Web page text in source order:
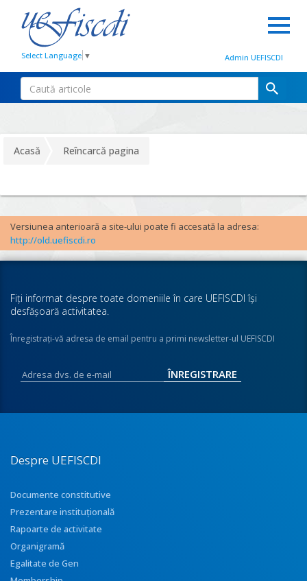
Select Language ▼ Admin UEFISCDI
Acasă Reîncarcă pagina
Versiunea anterioară a site-ului poate fi accesată la adresa:
http://old.uefiscdi.ro
Fiţi informat despre toate domeniile în care UEFISCDI îşi
desfăşoară activitatea.
Înregistraţi-vă adresa de email pentru a primi newsletter-ul UEFISCDI
Despre UEFISCDI
Documente constitutive
Prezentare instituţională
Rapoarte de activitate
Organigramă
Egalitate de Gen